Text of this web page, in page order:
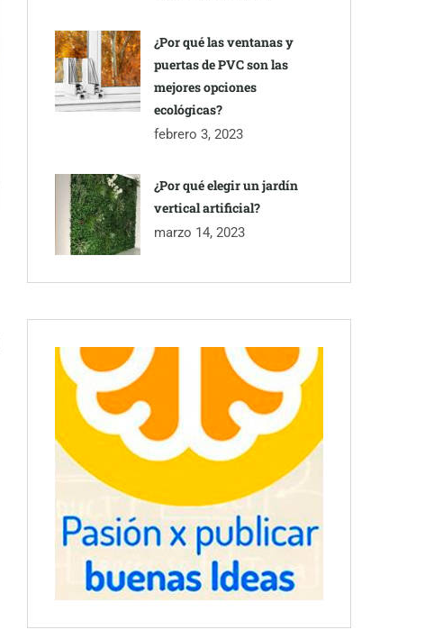
¿Por qué las ventanas y
puertas de PVC son las
mejores opciones
ecológicas?
febrero 3, 2023
¿Por qué elegir un jardín
vertical artificial?
marzo 14, 2023